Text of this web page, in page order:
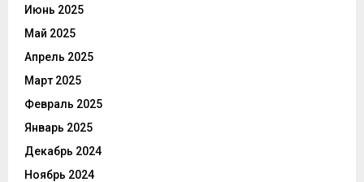
Июнь 2025
Май 2025
Апрель 2025
Март 2025
Февраль 2025
Январь 2025
Декабрь 2024
Ноябрь 2024